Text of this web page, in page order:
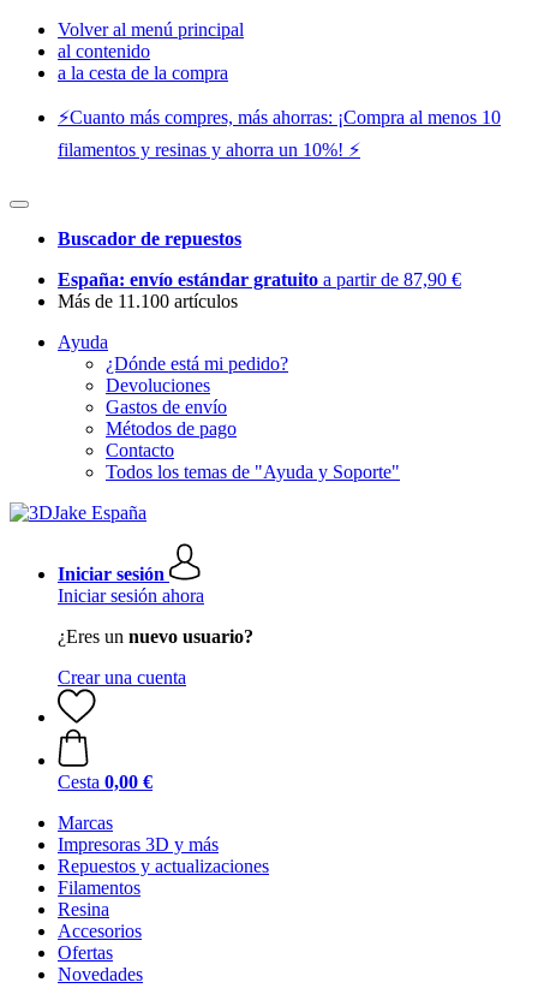
Volver al menú principal
al contenido
a la cesta de la compra
⚡️Cuanto más compres, más ahorras: ¡Compra al menos 10
filamentos y resinas y ahorra un 10%! ⚡️
Buscador de repuestos
España: envío estándar gratuito a partir de 87,90 €
Más de 11.100 artículos
Ayuda
¿Dónde está mi pedido?
Devoluciones
Gastos de envío
Métodos de pago
Contacto
Todos los temas de "Ayuda y Soporte"
Iniciar sesión
Iniciar sesión ahora
¿Eres un nuevo usuario?
Crear una cuenta
Cesta 0,00 €
Marcas
Impresoras 3D y más
Repuestos y actualizaciones
Filamentos
Resina
Accesorios
Ofertas
Novedades